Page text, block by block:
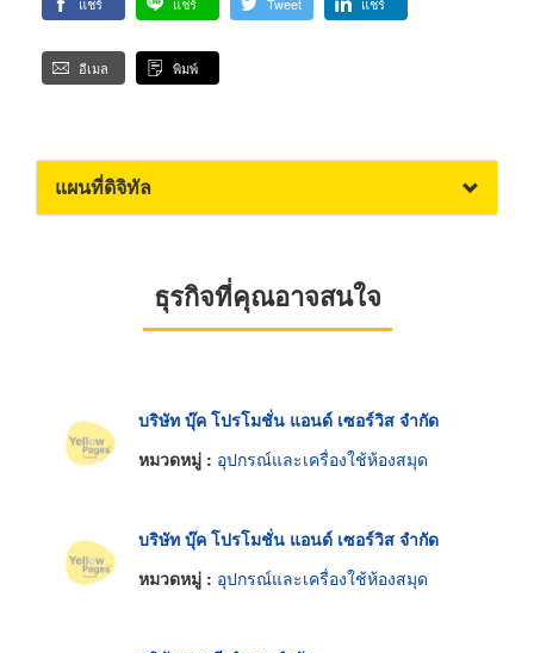
แชร์ แชร์ Tweet แชร์
อีเมล พิมพ์
แผนที่ดิจิทัล
ธุรกิจที่คุณอาจสนใจ
บริษัท บุ๊ค โปรโมชั่น แอนด์ เซอร์วิส จำกัด
หมวดหมู่ : อุปกรณ์และเครื่องใช้ห้องสมุด
บริษัท บุ๊ค โปรโมชั่น แอนด์ เซอร์วิส จำกัด
หมวดหมู่ : อุปกรณ์และเครื่องใช้ห้องสมุด